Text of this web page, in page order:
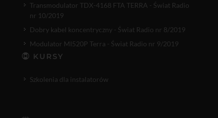
Transmodulator TDX-4168 FTA TERRA - Świat Radio
nr 10/2019
Dobry kabel koncentryczny - Świat Radio nr 8/2019
Modulator MI520P Terra - Świat Radio nr 9/2019
KURSY
Szkolenia dla instalatorów